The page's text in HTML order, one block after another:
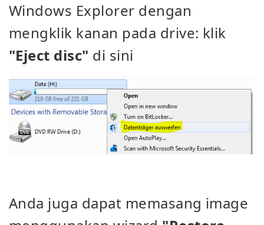
Windows Explorer dengan
mengklik kanan pada drive: klik
"Eject disc" di sini
Anda juga dapat memasang image